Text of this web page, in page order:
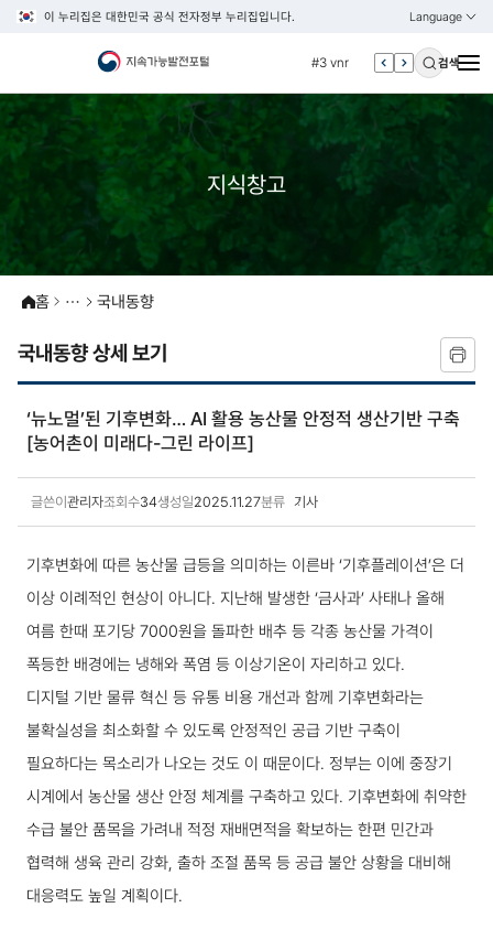
이 누리집은 대한민국 공식 전자정부 누리집입니다. Language
열기
KOREAN
ENGLISH
#3 vnr
#4 관세
#6 빈곤
#7 un
#7 un
검색
지식창고
홈 국내동향
국내동향 상세 보기
‘뉴노멀’된 기후변화… AI 활용 농산물 안정적 생산기반 구축
[농어촌이 미래다-그린 라이프]
글쓴이 관리자조회수34생성일2025.11.27분류 기사
기후변화에 따른 농산물 급등을 의미하는 이른바 ‘기후플레이션’은 더
이상 이례적인 현상이 아니다. 지난해 발생한 ‘금사과’ 사태나 올해
여름 한때 포기당 7000원을 돌파한 배추 등 각종 농산물 가격이
폭등한 배경에는 냉해와 폭염 등 이상기온이 자리하고 있다.
디지털 기반 물류 혁신 등 유통 비용 개선과 함께 기후변화라는
불확실성을 최소화할 수 있도록 안정적인 공급 기반 구축이
필요하다는 목소리가 나오는 것도 이 때문이다. 정부는 이에 중장기
시계에서 농산물 생산 안정 체계를 구축하고 있다. 기후변화에 취약한
수급 불안 품목을 가려내 적정 재배면적을 확보하는 한편 민간과
협력해 생육 관리 강화, 출하 조절 품목 등 공급 불안 상황을 대비해
대응력도 높일 계획이다.